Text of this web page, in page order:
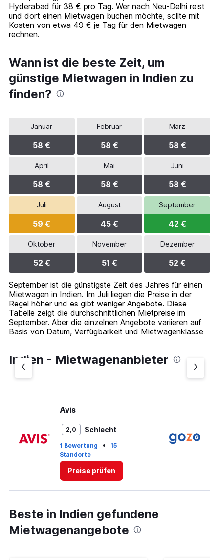
values.
Range:
0
to
Hyderabad für 38 € pro Tag. Wer nach Neu-Delhi reist
und dort einen Mietwagen buchen möchte, sollte mit
Kosten von etwa 49 € je Tag für den Mietwagen
rechnen.
Wann ist die beste Zeit, um
günstige Mietwagen in Indien zu
finden?
Januar
58 €
Februar
58 €
März
58 €
April
58 €
Mai
58 €
Juni
58 €
Juli
59 €
August
45 €
September
42 €
Oktober
52 €
November
51 €
Dezember
52 €
September ist die günstigste Zeit des Jahres für einen
Mietwagen in Indien. Im Juli liegen die Preise in der
Regel höher und es gibt weniger Angebote. Diese
Tabelle zeigt die durchschnittlichen Mietpreise im
September. Aber die einzelnen Angebote variieren auf
Basis von Datum, Verfügbarkeit und Mietwagenklasse
Indien - Mietwagenanbieter
Avis
2,0 Schlecht
1 Bewertung •
15
Standorte
Preise prüfen
Beste in Indien gefundene
Mietwagenangebote